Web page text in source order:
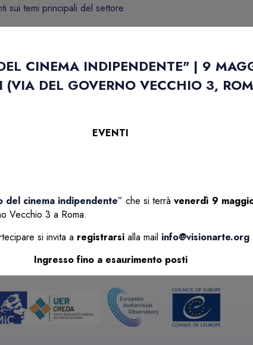
sui temi principali del settore
CINEMA INDIPENDENTE" | 9
(VIA DEL GOVERNO VECCHIO 3,
EVENTI
del cinema indipendente” che si terrà venerdì 9
Vecchio 3 a Roma.
si invita a registrarsialla mail info@visionarte.org
Ingresso fino a esaurimento posti